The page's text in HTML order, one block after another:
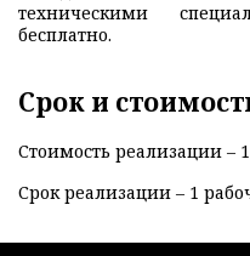
техническими
бесплатно.
Срок и
Стоимость реализации –
Срок реализации – 1